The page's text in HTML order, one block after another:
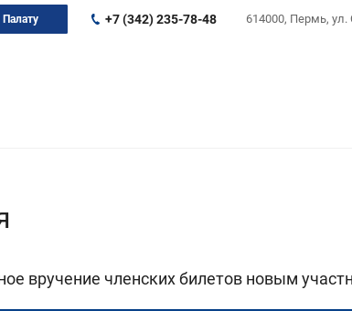
614000, Пермь, ул.
+7 (342) 235-78-48
Палату
вручение членских билетов новым